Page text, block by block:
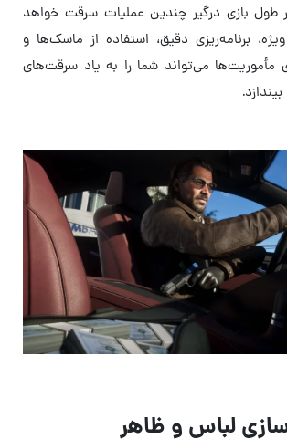
در طول بازی درگیر چندین عملیات سرقت خواهد
برنامه‌ریزی دقیق، استفاده از ماسک‌ها و
مأموریت‌ها می‌تواند شما را به یاد سرقت‌های